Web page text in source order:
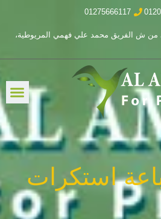
01275666117
ش الفريق محمد علي فهمي المريوطية،
استكرات